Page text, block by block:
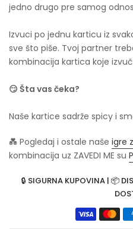
jedno drugo pre samog
Izvuci po jednu karticu iz
sve što piše. Tvoj partner
kombinacija kartica koje
😏 Šta vas čeka?
Naše kartice sadrže spicy i
💑 Pogledaj i ostale naše igre
kombinacija uz ZAVEDI ME su
🔒 SIGURNA KUPOVINA | 📦